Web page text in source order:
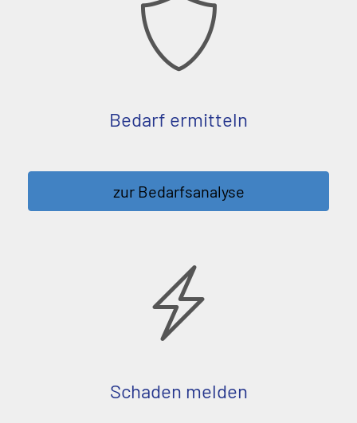
Bedarf ermitteln
zur Bedarfsanalyse
Schaden melden